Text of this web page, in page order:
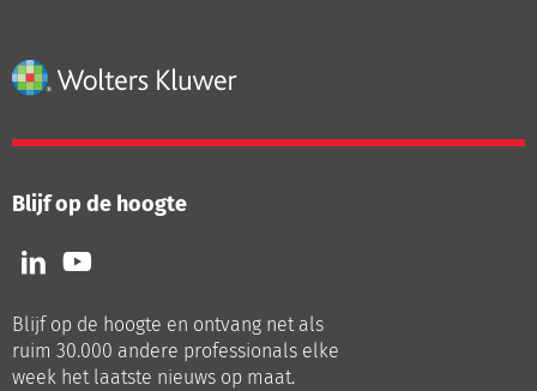
Blijf op de hoogte
Volg
ons
LinkedIn
Volg
ons
Youtube
Blijf op de hoogte en ontvang net als
ruim 30.000 andere professionals elke
week het laatste nieuws op maat.